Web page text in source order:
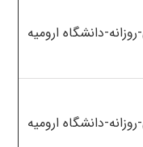
دانشگاه ارومیه
دانشگاه ارومیه